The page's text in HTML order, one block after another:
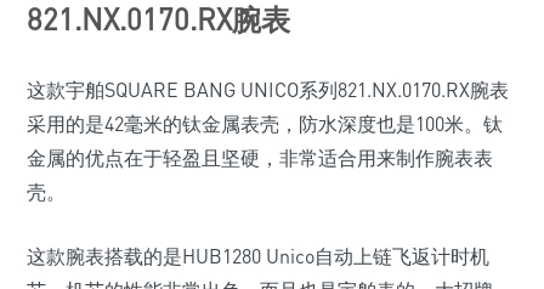
821.NX.0170.RX腕表
这款宇舶SQUARE BANG UNICO系列821.NX.0170.RX腕表
采用的是42毫米的钛金属表壳，防水深度也是100米。钛
金属的优点在于轻盈且坚硬，非常适合用来制作腕表表
壳。
这款腕表搭载的是HUB1280 Unico自动上链飞返计时机